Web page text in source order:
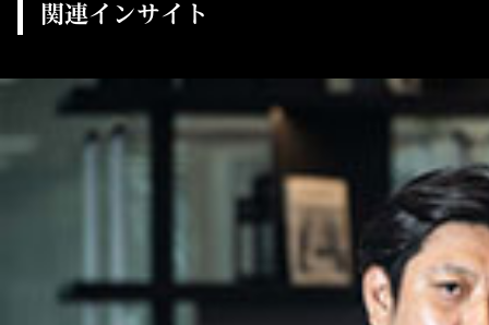
関連インサイト